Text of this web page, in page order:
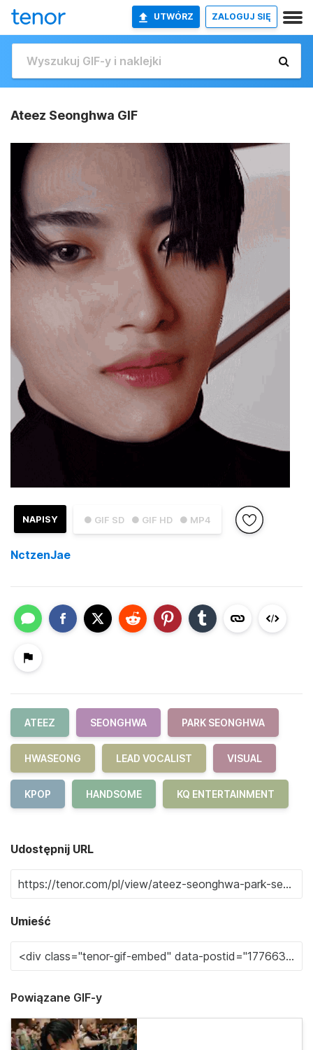
UTWÓRZ ZALOGUJ SIĘ
Ateez Seonghwa GIF
● GIF SD ● GIF HD ● MP4
NAPISY
NctzenJae
ATEEZ SEONGHWA PARK SEONGHWA
HWASEONG LEAD VOCALIST VISUAL
KPOP HANDSOME KQ ENTERTAINMENT
Udostępnij URL
Umieść
Powiązane GIF-y